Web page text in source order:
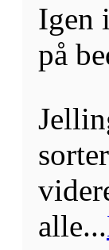
Igen
på
alle...